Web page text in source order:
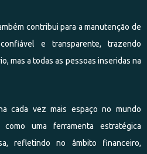
contribui para a manutenção de
e transparente, trazendo
mas a todas as pessoas inseridas na
cada vez mais espaço no mundo
como uma ferramenta estratégica
refletindo no âmbito financeiro,